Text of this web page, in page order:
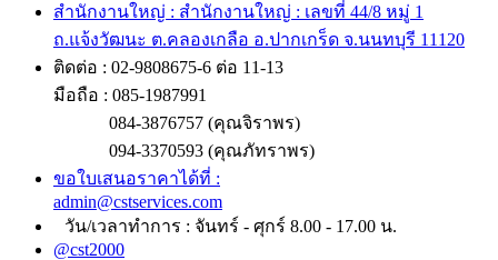
สำนักงานใหญ่ : สำนักงานใหญ่ : เลขที่ 44/8 หมู่ 1
ถ.แจ้งวัฒนะ ต.คลองเกลือ อ.ปากเกร็ด จ.นนทบุรี 11120
ติดต่อ : 02-9808675-6 ต่อ 11-13
มือถือ : 085-1987991
084-3876757 (คุณจิราพร)
094-3370593 (คุณภัทราพร)
ขอใบเสนอราคาได้ที่ :
admin@cstservices.com
วัน/เวลาทำการ : จันทร์ - ศุกร์ 8.00 - 17.00 น.
@cst2000